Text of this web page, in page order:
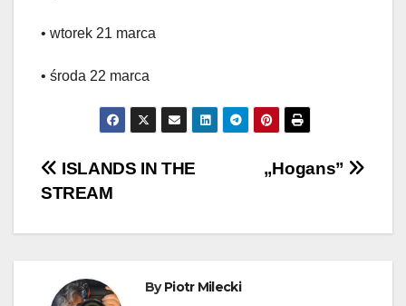
• wtorek 21 marca
• środa 22 marca
Nawigacja
„Hogans”
ISLANDS IN THE
STREAM
ByPiotr Milecki